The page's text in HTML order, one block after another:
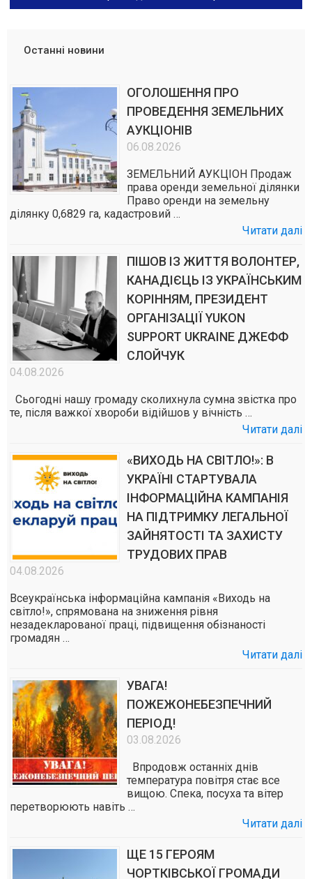
Останні новини
ОГОЛОШЕННЯ ПРО
ПРОВЕДЕННЯ ЗЕМЕЛЬНИХ
АУКЦІОНІВ
06.08.2026
ЗЕМЕЛЬНИЙ АУКЦІОН Продаж
права оренди земельної ділянки
Право оренди на земельну
ділянку 0,6829 га, кадастровий …
Читати далі
ПІШОВ ІЗ ЖИТТЯ ВОЛОНТЕР,
КАНАДІЄЦЬ ІЗ УКРАЇНСЬКИМ
КОРІННЯМ, ПРЕЗИДЕНТ
ОРГАНІЗАЦІЇ YUKON
SUPPORT UKRAINE ДЖЕФФ
СЛОЙЧУК
04.08.2026
Сьогодні нашу громаду сколихнула сумна звістка про
те, після важкої хвороби відійшов у вічність …
Читати далі
«ВИХОДЬ НА СВІТЛО!»: В
УКРАЇНІ СТАРТУВАЛА
ІНФОРМАЦІЙНА КАМПАНІЯ
НА ПІДТРИМКУ ЛЕГАЛЬНОЇ
ЗАЙНЯТОСТІ ТА ЗАХИСТУ
ТРУДОВИХ ПРАВ
04.08.2026
Всеукраїнська інформаційна кампанія «Виходь на
світло!», спрямована на зниження рівня
незадекларованої праці, підвищення обізнаності
громадян …
Читати далі
УВАГА!
ПОЖЕЖОНЕБЕЗПЕЧНИЙ
ПЕРІОД!
03.08.2026
Впродовж останніх днів
температура повітря стає все
вищою. Спека, посуха та вітер
перетворюють навіть …
Читати далі
ЩЕ 15 ГЕРОЯМ
ЧОРТКІВСЬКОЇ ГРОМАДИ